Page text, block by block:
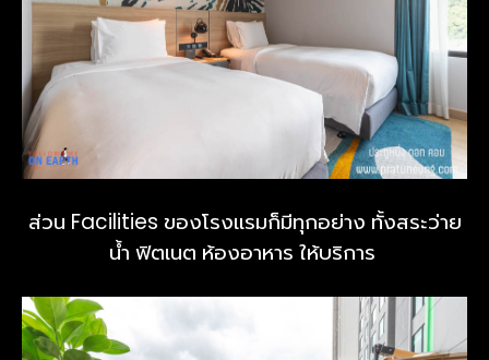
ส่วน Facilities ของโรงแรมก็มีทุกอย่าง ทั้งสระว่าย
น้ำ ฟิตเนต ห้องอาหาร ให้บริการ